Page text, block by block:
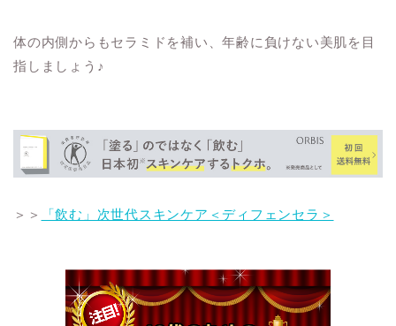
体の内側からもセラミドを補い、年齢に負けない美肌を目
指しましょう♪
＞＞ 「飲む」次世代スキンケア＜ディフェンセラ＞